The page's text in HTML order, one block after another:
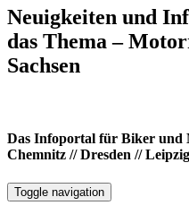
Neuigkeiten und
das Thema –
Sachsen
Das Infoportal für Biker und
Chemnitz // Dresden //
Toggle navigation